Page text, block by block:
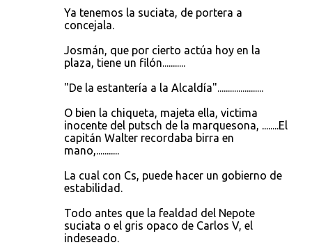
Ya tenemos la suciata, de portera a
concejala.
Josmán, que por cierto actúa hoy en la
plaza, tiene un filón...........
"De la estantería a la Alcaldía"......................
O bien la chiqueta, majeta ella, victima
inocente del putsch de la marquesona, ........El
capitán Walter recordaba birra en
mano,...........
La cual con Cs, puede hacer un gobierno de
estabilidad.
Todo antes que la fealdad del Nepote
suciata o el gris opaco de Carlos V, el
indeseado.